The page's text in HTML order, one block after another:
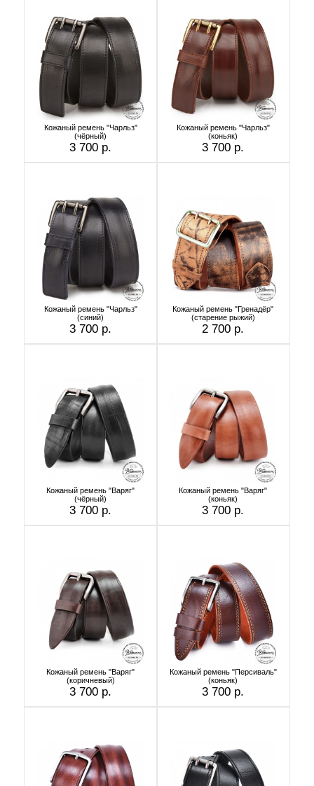
Кожаный ремень "Чарльз"
(чёрный)
3 700 р.
Кожаный ремень "Чарльз"
(коньяк)
3 700 р.
Кожаный ремень "Чарльз"
(синий)
3 700 р.
Кожаный ремень "Гренадёр"
(старение рыжий)
2 700 р.
Кожаный ремень "Варяг"
(чёрный)
3 700 р.
Кожаный ремень "Варяг"
(коньяк)
3 700 р.
Кожаный ремень "Варяг"
(коричневый)
3 700 р.
Кожаный ремень "Персиваль"
(коньяк)
3 700 р.